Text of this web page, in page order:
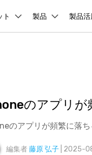
製品 法人・教育・パ
ト
iPhoneロック解除 Android
動障害修復
製品 製品活
FRPバイパス
データ復元
ID管理
タ復元
のアプリが
のアプリが頻繁に落
編集者藤原 弘子 | 2025-